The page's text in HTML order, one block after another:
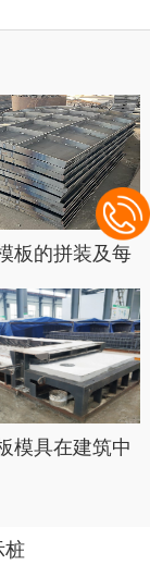
板的拼装及每
模具在建筑中
桩